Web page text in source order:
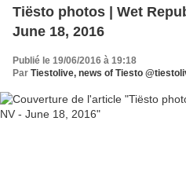
Tiësto photos | Wet
June 18, 2016
Publié le 19/06/2016 à 19:18
Par Tiestolive, news of Tiesto